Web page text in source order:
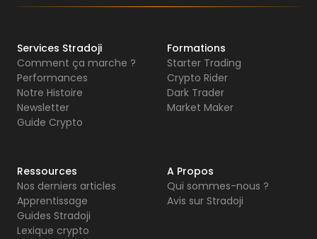
Services Stradoji
Comment ça marche ?
Performances
Notre Histoire
Newsletter
Guide Crypto
Formations
Starter Trading
Crypto Rider
Dark Trader
Market Maker
Ressources
Nos derniers articles
Apprentissage
Guides Stradoji
Lexique crypto
A Propos
Qui sommes-nous ?
Avis sur Stradoji